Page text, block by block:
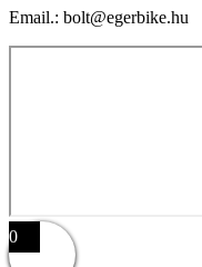
Email.: bolt@egerbike.hu
0